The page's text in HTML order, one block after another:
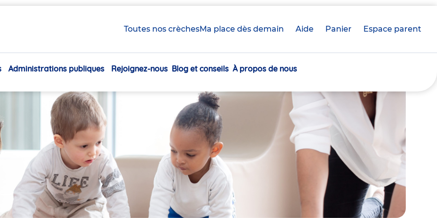
Toutes nos crèchesMa place dès demain Aide Panier crèche(s)
Espace parent
Navigation
Administrations publiques Rejoignez-nous Blog et conseils À propos de nous